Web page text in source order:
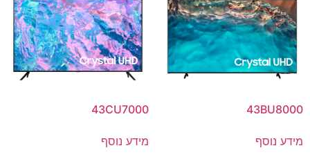
43BU8000
מידע נוסף
43CU7000
מידע נוסף